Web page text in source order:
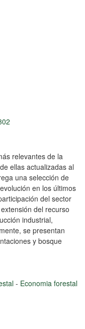
relevantes de la
ellas actualizadas al
una selección de
en los últimos
del sector
del recurso
industrial,
se presentan
y bosque
- Economia forestal